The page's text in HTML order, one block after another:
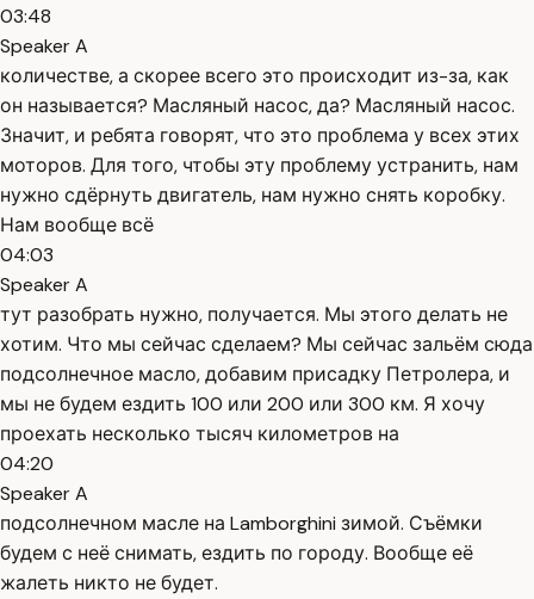
03:48
Speaker A
количестве, а скорее всего это происходит из-за, как
он называется? Масляный насос, да? Масляный насос.
Значит, и ребята говорят, что это проблема у всех этих
моторов. Для того, чтобы эту проблему устранить, нам
нужно сдёрнуть двигатель, нам нужно снять коробку.
Нам вообще всё
04:03
Speaker A
тут разобрать нужно, получается. Мы этого делать не
хотим. Что мы сейчас сделаем? Мы сейчас зальём сюда
подсолнечное масло, добавим присадку Петролера, и
мы не будем ездить 100 или 200 или 300 км. Я хочу
проехать несколько тысяч километров на
04:20
Speaker A
подсолнечном масле на Lamborghini зимой. Съёмки
будем с неё снимать, ездить по городу. Вообще её
жалеть никто не будет.